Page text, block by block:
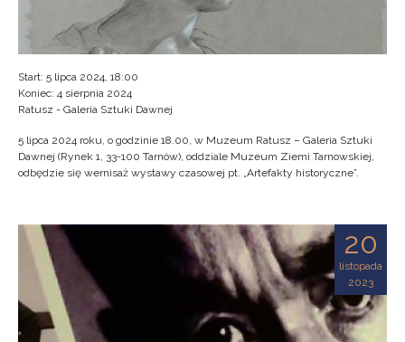
Start: 5 lipca 2024, 18:00
Koniec: 4 sierpnia 2024
Ratusz - Galeria Sztuki Dawnej
5 lipca 2024 roku, o godzinie 18.00, w Muzeum Ratusz – Galeria Sztuki
Dawnej (Rynek 1, 33-100 Tarnów), oddziale Muzeum Ziemi Tarnowskiej,
odbędzie się wernisaż wystawy czasowej pt. „Artefakty historyczne”.
20
listopada
2023